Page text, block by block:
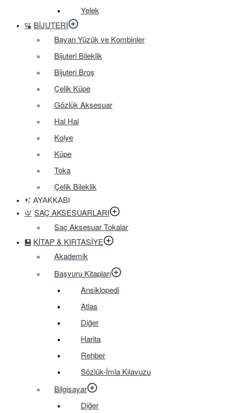
Yelek
BIJUTERI
Bayan Yüzük ve Kombinler
Bijuteri Bileklik
Bijuteri Broş
Çelik Küpe
Gözlük Aksesuar
Hal Hal
Kolye
Küpe
Toka
Çelik Bileklik
AYAKKABI
SAÇ AKSESUARLARI
Saç Aksesuar Tokalar
KITAP & KIRTASIYE
Akademik
Başvuru Kitapları
Ansiklopedi
Atlas
Diğer
Harita
Rehber
Sözlük-İmla Kılavuzu
Bilgisayar
Diğer